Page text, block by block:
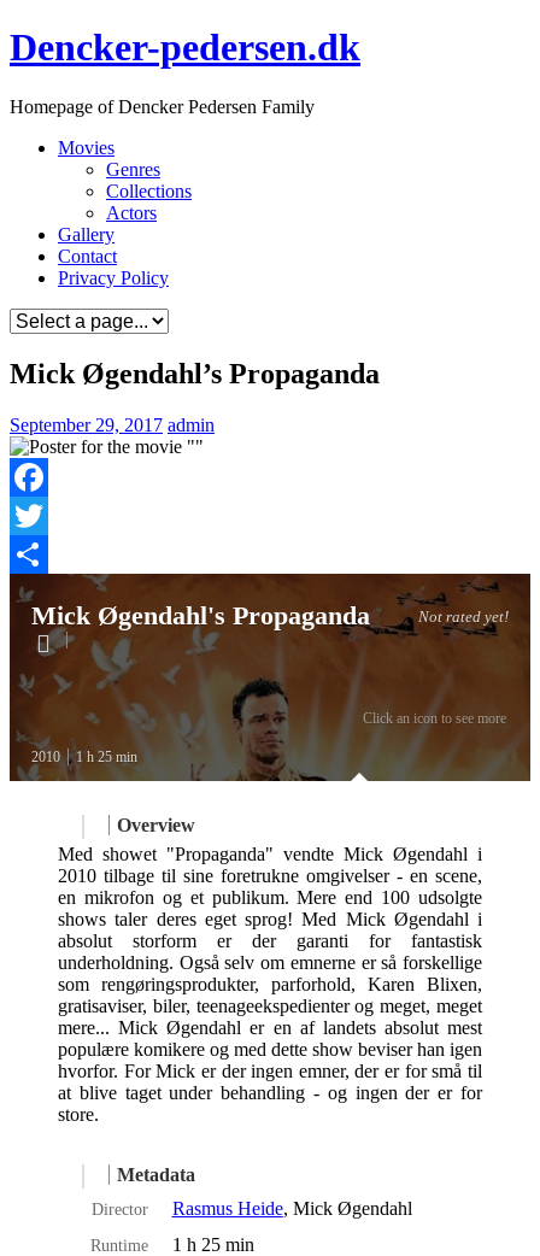
Skip
to
Dencker-pedersen.dk
Homepage of Dencker Pedersen Family
Movies
Genres
Collections
Actors
Gallery
Contact
Privacy Policy
Mick Øgendahl’s Propaganda
September 29, 2017 admin
Facebook
Twitter
Share
Not rated yet!
Mick Øgendahl's Propaganda
2010 1 h 25 min
Click an icon to see more
Overview
Med showet "Propaganda" vendte Mick Øgendahl i
2010 tilbage til sine foretrukne omgivelser - en scene,
en mikrofon og et publikum. Mere end 100 udsolgte
shows taler deres eget sprog! Med Mick Øgendahl i
absolut storform er der garanti for fantastisk
underholdning. Også selv om emnerne er så forskellige
som rengøringsprodukter, parforhold, Karen Blixen,
gratisaviser, biler, teenageekspedienter og meget, meget
mere... Mick Øgendahl er en af landets absolut mest
populære komikere og med dette show beviser han igen
hvorfor. For Mick er der ingen emner, der er for små til
at blive taget under behandling - og ingen der er for
store.
Metadata
Director Rasmus Heide, Mick Øgendahl
Runtime 1 h 25 min